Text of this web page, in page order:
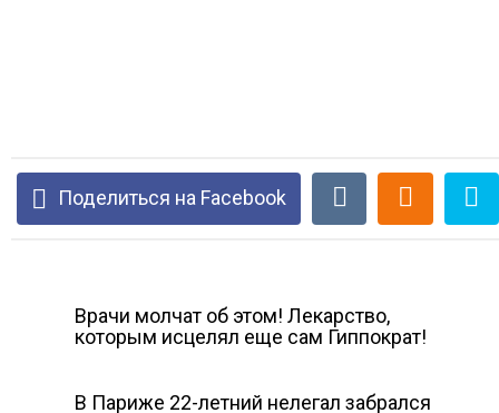
Поделиться на Facebook
Врачи молчат об этом! Лекарство,
которым исцелял еще сам Гиппократ!
В Париже 22-летний нелегал забрался